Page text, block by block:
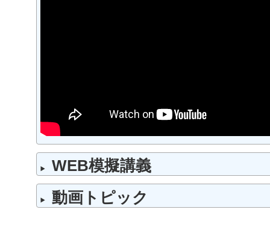
WEB模擬講義
動画トピック